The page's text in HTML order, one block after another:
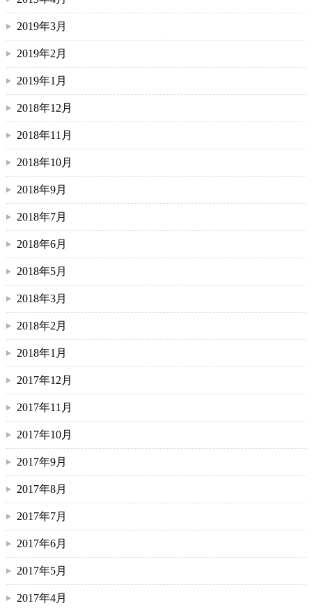
2019年3月
2019年2月
2019年1月
2018年12月
2018年11月
2018年10月
2018年9月
2018年7月
2018年6月
2018年5月
2018年3月
2018年2月
2018年1月
2017年12月
2017年11月
2017年10月
2017年9月
2017年8月
2017年7月
2017年6月
2017年5月
2017年4月